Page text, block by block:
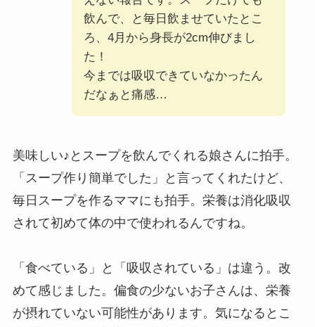
飲んで、と毎日飲ませていたとこ
ろ、4月から身長が2cm伸びまし
た！
今までは吸収できていなかったん
だなぁと痛感…
美味しい♪とスープを飲んでくれる娘さんに拍手。
「スープ作り簡単でした」と言ってくれたけど、
毎日スープを作るママにも拍手。栄養は消化吸収
されて初めて体の中で使われるんですね。
「食べている」と「吸収されている」は違う。改
めて感じました。偏食の少ないお子さんは、栄養
が摂れていない可能性があります。気になるとこ